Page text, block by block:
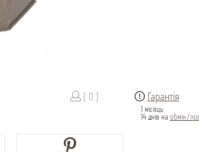
( 0 ) Гарантія
1 місяць
14 днів на обмін/